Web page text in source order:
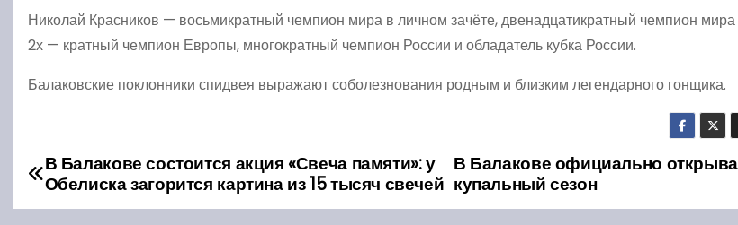
Николай Красников — восьмикратный чемпион мира в личном зачёте, двенадцатикратный чемпион
2х — кратный чемпион Европы, многократный чемпион России и обладатель кубка России.
Балаковские поклонники спидвея выражают соболезнования родным и близким легендарного гонщика.
Н
а
В Балакове официально
купальный сезон
В Балакове состоится акция «Свеча памяти»: у
Обелиска загорится картина из 15 тысяч свечей